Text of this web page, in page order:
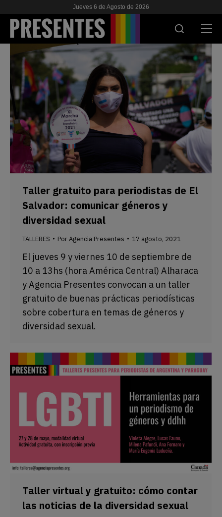
Jueves 6 de Agosto de 2026
ACTUALIDAD
INVESTIGACIONES
VIH & SIDA
ESCUELA
NOSOTRES
APOYANOS
ES
Taller gratuito para periodistas de El
Salvador: comunicar géneros y
diversidad sexual
TALLERES PorAgencia Presentes 17 agosto, 2021
El jueves 9 y viernes 10 de septiembre de
10 a 13hs (hora América Central) Alharaca
y Agencia Presentes convocan a un taller
gratuito de buenas prácticas periodísticas
sobre cobertura en temas de géneros y
diversidad sexual.
Taller virtual y gratuito: cómo contar
las noticias de la diversidad sexual